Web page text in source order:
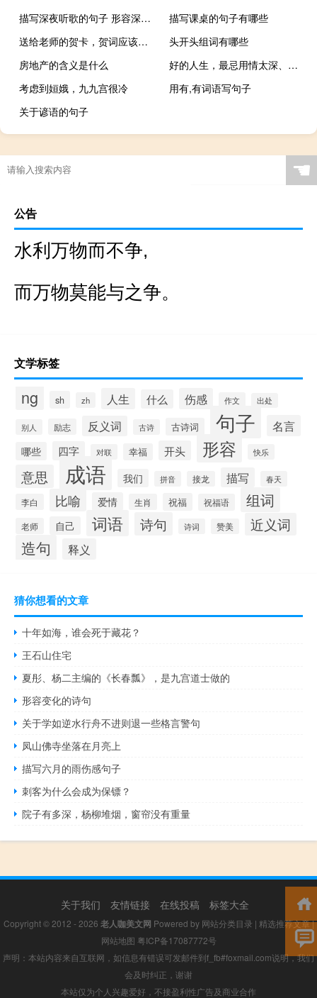
描写深夜听歌的句子 形容深夜睡不着的语句
描写课桌的句子有哪些
送给老师的贺卡，贺词应该怎么写啊
头开头组词有哪些
房地产的含义是什么
好的人生，最忌用情太深、用力过度
考虑到姮娥，九九宫很冷
用有,有词语写句子
关于谚语的句子
☚
公告
水利万物而不争,
而万物莫能与之争。
文学标签
ng sh zh 人生 什么 伤感 作文 出处
别人 励志 反义词 古诗 古诗词 句子 名言
哪些 四字 对联 幸福 开头 形容 快乐
意思 成语 我们 拼音 接龙 描写 春天
李白 比喻 爱情 生肖 祝福 祝福语 组词
老师 自己 词语 诗句 诗词 赞美 近义词
造句 释义
猜你想看的文章
十年如海，谁会死于藏花？
王石山住宅
夏彤、杨二主编的《长春瓢》，是九宫道士做的
形容变化的诗句
关于学如逆水行舟不进则退一些格言警句
凤山佛寺坐落在月亮上
描写六月的雨伤感句子
刺客为什么会成为保镖？
院子有多深，杨柳堆烟，窗帘没有重量
关于我们 友情链接 在线投稿 标签大全
Copyright © 2012 - 2026 老人咖美文网 Powered by 网站分类目录 | 精选推荐文章|
网站地图 粤ICP备17087772号
声明：本站内容来自互联网，如信息有错误可发邮件到f_fb#foxmail.com说明，我们
会及时纠正，谢谢
本站仅为个人兴趣爱好，不接盈利性广告及商业合作